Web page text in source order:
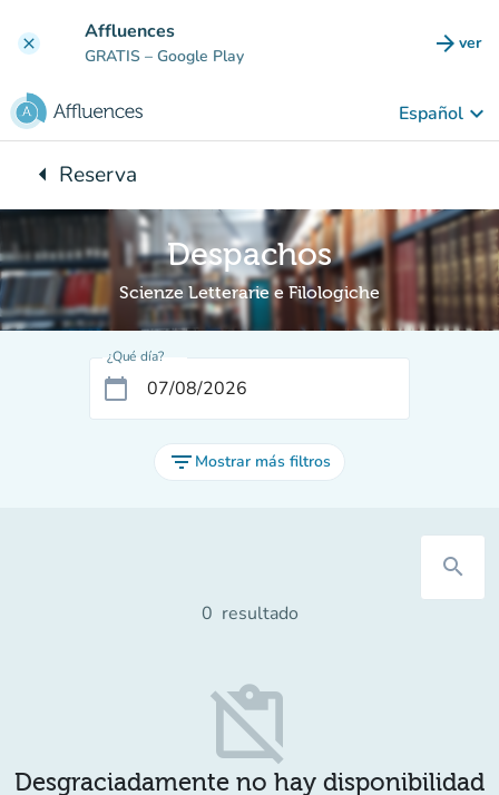
clear Affluences
GRATIS – Google Play arrow_forward ver
Español keyboard_arrow_down
arrow_leftVuelta:
Reserva
Despachos
Scienze Letterarie e Filologiche
¿Qué día?
calendar_today
filter_list Mostrar más filtros
search
0 resultado
content_paste_off
Desgraciadamente no hay disponibilidad